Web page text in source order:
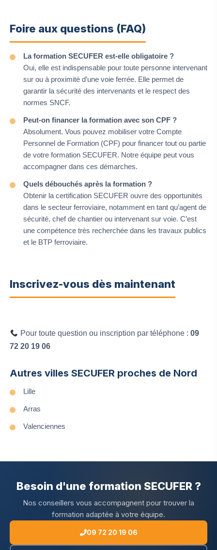
Foire aux questions (FAQ)
La formation SECUFER est-elle obligatoire ?
Oui, elle est indispensable pour toute personne intervenant
sur ou à proximité d’une voie ferrée. Elle permet de
garantir la sécurité des intervenants et le respect des
normes SNCF.
Peut-on financer la formation avec son CPF ?
Absolument. Vous pouvez mobiliser votre Compte
Personnel de Formation (CPF) pour financer tout ou partie
de votre formation SECUFER. Notre équipe peut vous
accompagner dans ces démarches.
Quels débouchés après la formation ?
Obtenir la certification SECUFER ouvre des opportunités
dans le secteur ferroviaire, notamment en tant qu’agent de
sécurité, chef de chantier ou intervenant sur voie. C’est
une compétence très recherchée dans les travaux publics
et le BTP ferroviaire.
Inscrivez-vous dès maintenant
Pour toute question ou inscription par téléphone : 09
72 20 19 06
Autres villes SECUFER proches de Nord
Lille
Arras
Valenciennes
Besoin d'une formation SECUFER ?
Nos conseillers vous accompagnent pour trouver la
formation adaptée à votre équipe.
09 72 20 19 06